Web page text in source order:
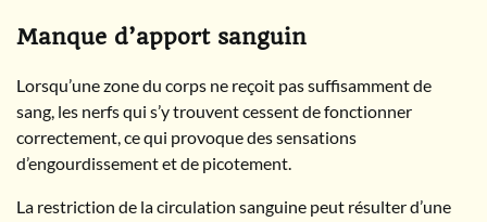
Manque d’apport sanguin
Lorsqu’une zone du corps ne reçoit pas suffisamment de
sang, les nerfs qui s’y trouvent cessent de fonctionner
correctement, ce qui provoque des sensations
d’engourdissement et de picotement.
La restriction de la circulation sanguine peut résulter d’une